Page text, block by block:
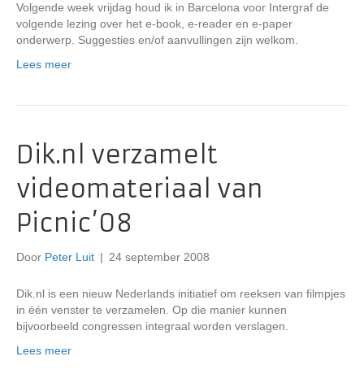
Volgende week vrijdag houd ik in Barcelona voor Intergraf de
volgende lezing over het e-book, e-reader en e-paper
onderwerp. Suggesties en/of aanvullingen zijn welkom.
Lees meer
Dik.nl verzamelt
videomateriaal van
Picnic’08
Door Peter Luit | 24 september 2008
Dik.nl is een nieuw Nederlands initiatief om reeksen van filmpjes
in één venster te verzamelen. Op die manier kunnen
bijvoorbeeld congressen integraal worden verslagen.
Lees meer